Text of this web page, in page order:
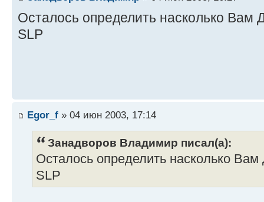
Осталось определить насколько
SLP
Egor_f » 04 июн 2003, 17:14
Занадворов Владимир писал(а):
Осталось определить насколько
SLP